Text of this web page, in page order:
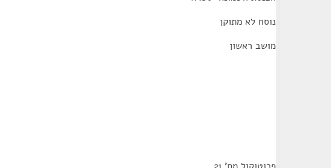
נוסח לא מתוקן
מושב ראשון